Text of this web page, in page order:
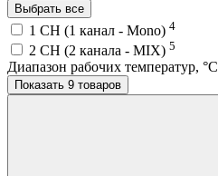
Выбрать все
1 CH (1 канал - Mono) 4
2 CH (2 канала - MIX) 5
Диапазон рабочих температур, °C
Показать 9 товаров